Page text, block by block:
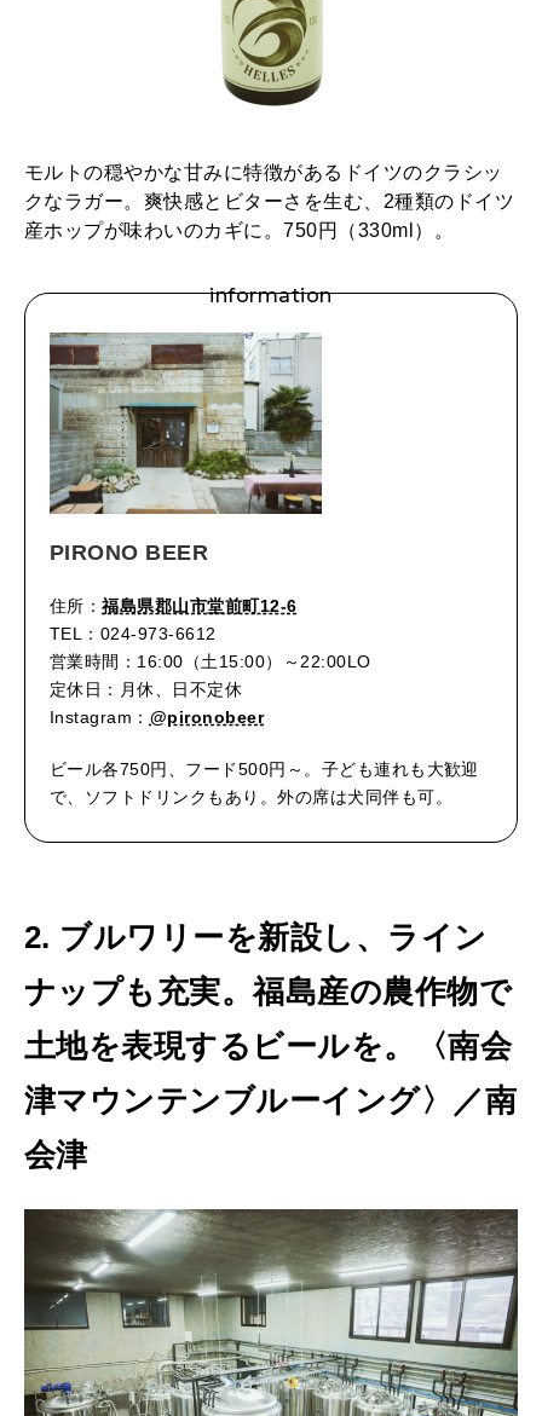
モルトの穏やかな甘みに特徴があるドイツのクラシッ
クなラガー。爽快感とビターさを生む、2種類のドイツ
産ホップが味わいのカギに。750円（330ml）。
information
PIRONO BEER
住所：福島県郡山市堂前町12-6
TEL：024-973-6612
営業時間：16:00（土15:00）～22:00LO
定休日：月休、日不定休
Instagram： @pironobeer
ビール各750円、フード500円～。子ども連れも大歓迎
で、ソフトドリンクもあり。外の席は犬同伴も可。
2. ブルワリーを新設し、ライン
ナップも充実。福島産の農作物で
土地を表現するビールを。〈南会
津マウンテンブルーイング〉／南
会津